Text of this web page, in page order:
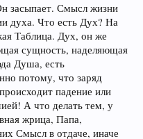
засыпает. Смысл жизни
духа. Что есть Дух? На
Таблица. Дух, он же
сущность, наделяющая
Душа, есть
потому, что заряд
падение или
А что делать тем, у
жрица, Папа,
Смысл в отдаче, иначе